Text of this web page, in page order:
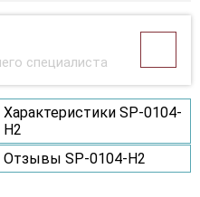
специалиста
Характеристики SP-0104-
H2
Отзывы SP-0104-H2